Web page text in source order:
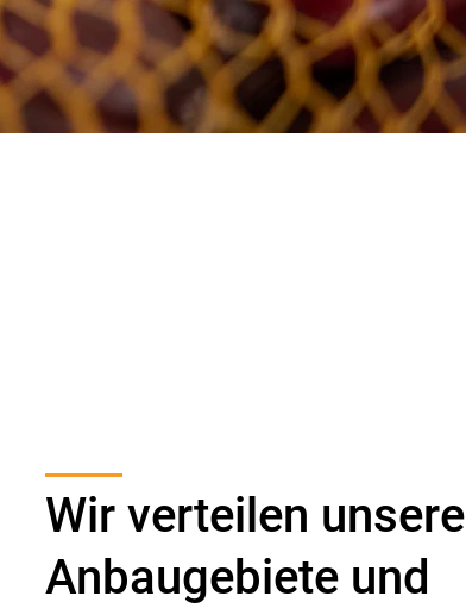
Wir verteilen unsere
Anbaugebiete und